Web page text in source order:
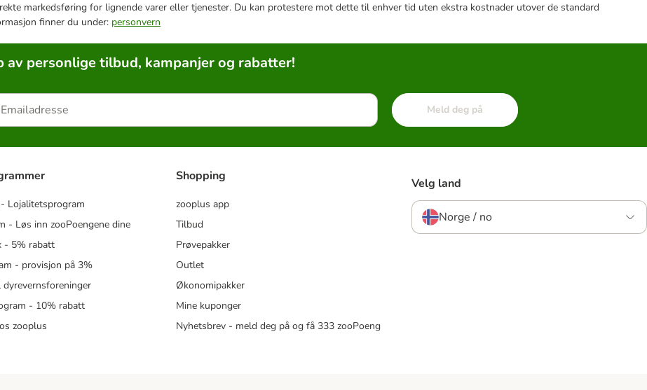
markedsføring for lignende varer eller tjenester. Du kan protestere mot dette til enhver tid uten ekstra kostnader utover de standard
finner du under: personvern
av personlige tilbud, kampanjer og rabatter!
Meld deg på
Lojalitetsprogram
- Løs inn zooPoengene dine
- 5% rabatt
- provisjon på 3%
- 10% rabatt
zooplus
Shopping
zooplus app
Tilbud
Prøvepakker
Outlet
Økonomipakker
Mine kuponger
Nyhetsbrev - meld deg på og få 333 zooPoeng
Velg land
Norge / no